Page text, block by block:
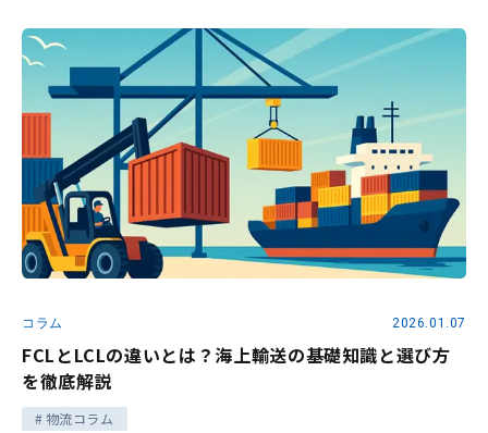
コラム 2026.01.07
FCLとLCLの違いとは？海上輸送の基礎知識と選び方
を徹底解説
物流コラム